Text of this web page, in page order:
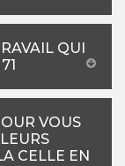
QUI
VOUS
CELLE EN